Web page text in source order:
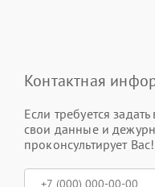
Контактная
Если требуется
свои данные и
проконсультирует Вас!